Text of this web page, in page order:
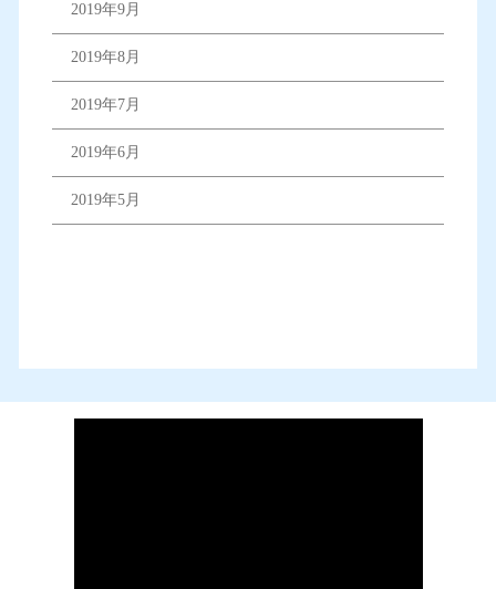
2019年9月
2019年8月
2019年7月
2019年6月
2019年5月